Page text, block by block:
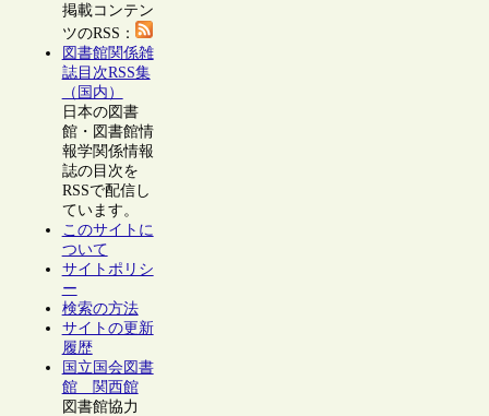
掲載コンテン
ツのRSS：
図書館関係雑
誌目次RSS集
（国内）
日本の図書
館・図書館情
報学関係情報
誌の目次を
RSSで配信し
ています。
このサイトに
ついて
サイトポリシ
ー
検索の方法
サイトの更新
履歴
国立国会図書
館 関西館
図書館協力